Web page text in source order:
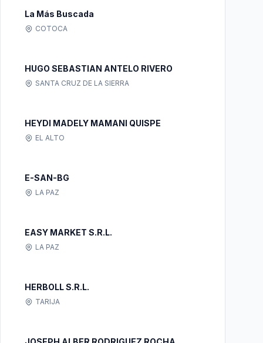
La Más Buscada
COTOCA
HUGO SEBASTIAN ANTELO RIVERO
SANTA CRUZ DE LA SIERRA
HEYDI MADELY MAMANI QUISPE
EL ALTO
E-SAN-BG
LA PAZ
EASY MARKET S.R.L.
LA PAZ
HERBOLL S.R.L.
TARIJA